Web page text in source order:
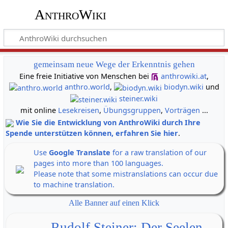
AnthroWiki
gemeinsam neue Wege der Erkenntnis gehen
Eine freie Initiative von Menschen bei
anthrowiki.at,
anthro.world, biodyn.wiki und
steiner.wiki
mit online Lesekreisen, Übungsgruppen, Vorträgen ...
Wie Sie die Entwicklung von AnthroWiki durch Ihre
Spende unterstützen können, erfahren Sie hier.
Use Google Translate for a raw translation of our
pages into more than 100 languages.
Please note that some mistranslations can occur due
to machine translation.
Alle Banner auf einen Klick